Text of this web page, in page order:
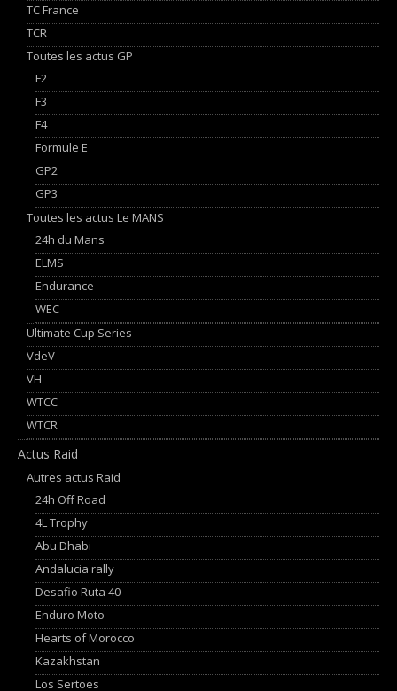
TC France
TCR
Toutes les actus GP
F2
F3
F4
Formule E
GP2
GP3
Toutes les actus Le MANS
24h du Mans
ELMS
Endurance
WEC
Ultimate Cup Series
VdeV
VH
WTCC
WTCR
Actus Raid
Autres actus Raid
24h Off Road
4L Trophy
Abu Dhabi
Andalucia rally
Desafio Ruta 40
Enduro Moto
Hearts of Morocco
Kazakhstan
Los Sertoes